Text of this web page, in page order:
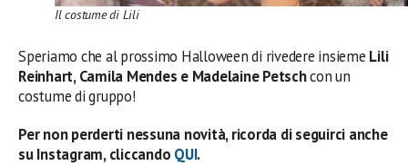
Il costume di Lili
Speriamo che al prossimo Halloween di rivedere insieme Lili
Reinhart, Camila Mendes e Madelaine Petschcon un
costume di gruppo!
Per non perderti nessuna novità, ricorda di seguirci anche
su Instagram, cliccando QUI.